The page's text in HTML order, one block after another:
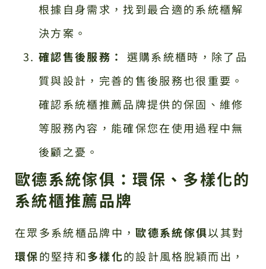
根據自身需求，找到最合適的系統櫃解
決方案。
確認售後服務：
選購系統櫃時，除了品
質與設計，完善的售後服務也很重要。
確認系統櫃推薦品牌提供的保固、維修
等服務內容，能確保您在使用過程中無
後顧之憂。
歐德系統傢俱：環保、多樣化的
系統櫃推薦品牌
在眾多系統櫃品牌中，歐德系統傢俱以其對
環保的堅持和多樣化的設計風格脫穎而出，